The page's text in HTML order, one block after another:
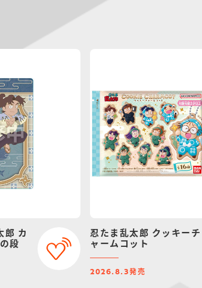
郎 カ
段
忍たま乱太郎 クッキーチ
ャームコット
2026.8.3発売